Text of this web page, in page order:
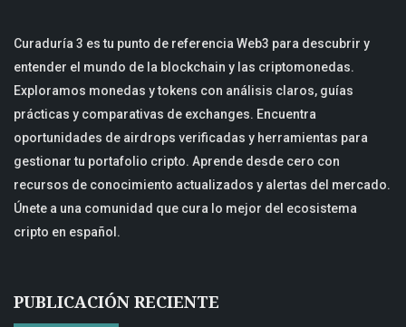
Curaduría 3 es tu punto de referencia Web3 para descubrir y
entender el mundo de la blockchain y las criptomonedas.
Exploramos monedas y tokens con análisis claros, guías
prácticas y comparativas de exchanges. Encuentra
oportunidades de airdrops verificadas y herramientas para
gestionar tu portafolio cripto. Aprende desde cero con
recursos de conocimiento actualizados y alertas del mercado.
Únete a una comunidad que cura lo mejor del ecosistema
cripto en español.
PUBLICACIÓN RECIENTE